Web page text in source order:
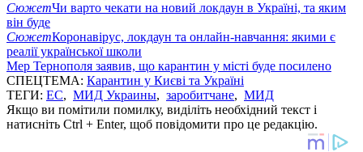
СюжетЧи варто чекати на новий локдаун в Україні, та яким
він буде
СюжетКоронавірус, локдаун та онлайн-навчання: якими є
реалії української школи
Мер Тернополя заявив, що карантин у місті буде посилено
СПЕЦТЕМА: Карантин у Києві та Україні
ТЕГИ: ЕС, МИД Украины, заробитчане, МИД
Якщо ви помітили помилку, виділіть необхідний текст і
натисніть Ctrl + Enter, щоб повідомити про це редакцію.